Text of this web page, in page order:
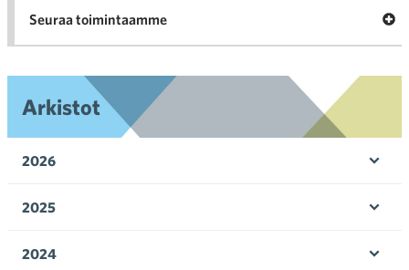
Seuraa toimintaamme
Arkistot
2026
2025
2024